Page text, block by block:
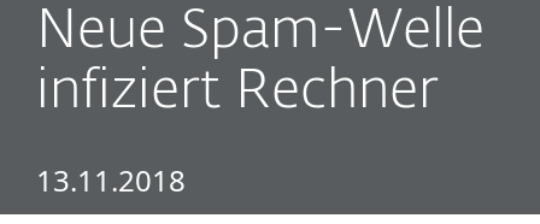
Neue Spam-Welle
infiziert Rechner
13.11.2018